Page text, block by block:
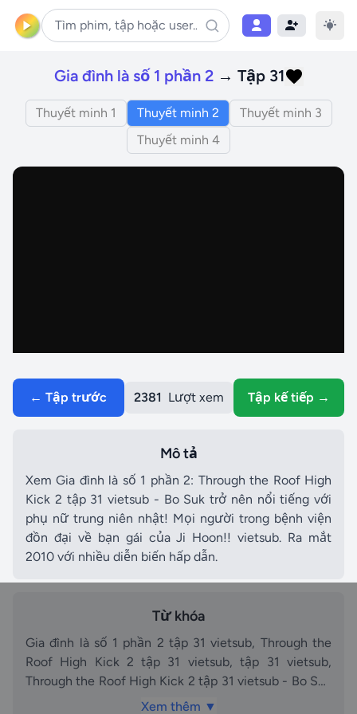
Gia đình là số 1 phần 2→ Tập 31
Thuyết minh 1 Thuyết minh 2
Thuyết minh 3
Thuyết minh 4
← Tập trước 2381 Lượt xem Tập kế tiếp →
Mô tả
Xem Gia đình là số 1 phần 2: Through the Roof High
Kick 2 tập 31 vietsub - Bo Suk trở nên nổi tiếng với
phụ nữ trung niên nhật! Mọi người trong bệnh viện
đồn đại về bạn gái của Ji Hoon!! vietsub. Ra mắt
2010 với nhiều diễn biến hấp dẫn.
Từ khóa
Gia đình là số 1 phần 2 tập 31 vietsub, Through the
Roof High Kick 2 tập 31 vietsub, tập 31 vietsub,
Through the Roof High Kick 2 tập 31 vietsub - Bo Suk
trở nên nổi tiếng với phụ nữ trung niên nhật! Mọi
Xem thêm ▼